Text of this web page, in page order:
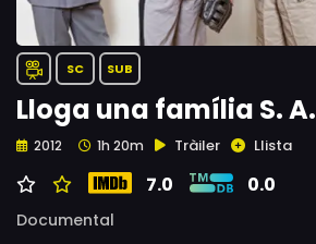
SC SUB
Lloga una família S. A.
2012 1h 20m Tràiler Llista
7.0 0.0
Documental